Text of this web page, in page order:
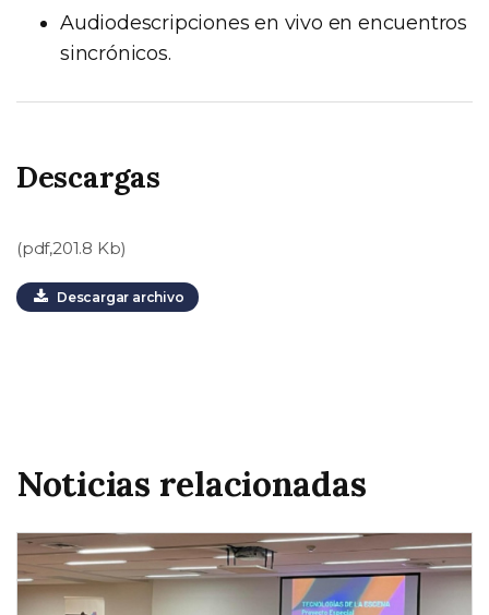
Audiodescripciones en vivo en encuentros
sincrónicos.
Descargas
(pdf,201.8 Kb)
Descargar archivo
Noticias relacionadas